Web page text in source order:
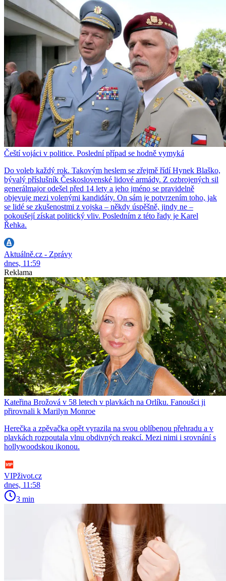
Čeští vojáci v politice. Poslední případ se hodně vymyká
Do voleb každý rok. Takovým heslem se zřejmě řídí Hynek Blaško,
bývalý příslušník Československé lidové armády. Z ozbrojených sil
generálmajor odešel před 14 lety a jeho jméno se pravidelně
objevuje mezi volenými kandidáty. On sám je potvrzením toho, jak
se lidé se zkušenostmi z vojska – někdy úspěšně, jindy ne –
pokoušejí získat politický vliv. Posledním z této řady je Karel
Řehka.
Aktuálně.cz - Zprávy
dnes, 11:59
Reklama
Kateřina Brožová v 58 letech v plavkách na Orlíku. Fanoušci ji
přirovnali k Marilyn Monroe
Herečka a zpěvačka opět vyrazila na svou oblíbenou přehradu a v
plavkách rozpoutala vlnu obdivných reakcí. Mezi nimi i srovnání s
hollywoodskou ikonou.
VIPživot.cz
dnes, 11:58
3 min